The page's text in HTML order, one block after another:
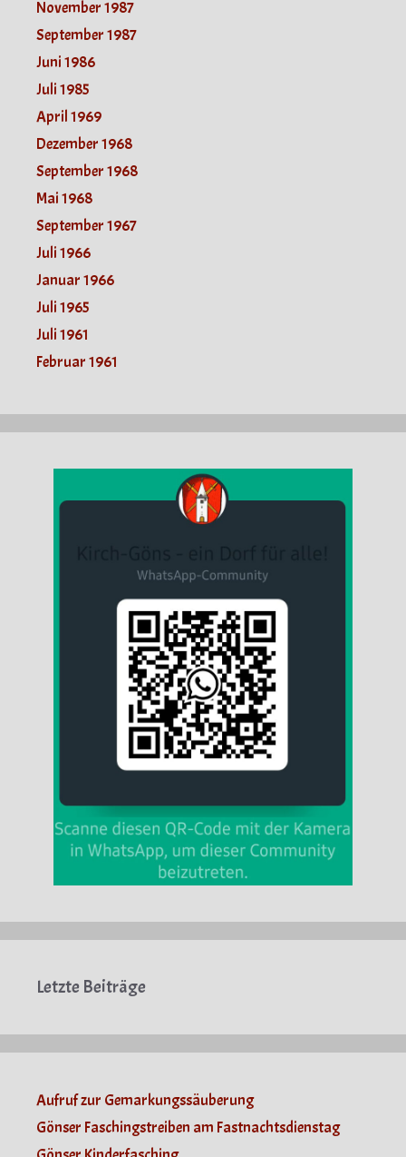
November 1987
September 1987
Juni 1986
Juli 1985
April 1969
Dezember 1968
September 1968
Mai 1968
September 1967
Juli 1966
Januar 1966
Juli 1965
Juli 1961
Februar 1961
Letzte Beiträge
Aufruf zur Gemarkungssäuberung
Gönser Faschingstreiben am Fastnachtsdienstag